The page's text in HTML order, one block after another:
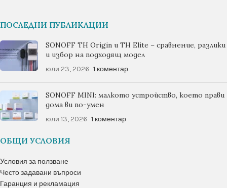
ПОСЛЕДНИ ПУБЛИКАЦИИ
SONOFF TH Origin и TH Elite – сравнение, разлики
и избор на подходящ модел
юли 23, 2026 1 коментар
SONOFF MINI: малкото устройство, което прави
дома ви по-умен
юли 13, 2026 1 коментар
ОБЩИ УСЛОВИЯ
Условия за ползване
Често задавани въпроси
Гаранция и рекламация